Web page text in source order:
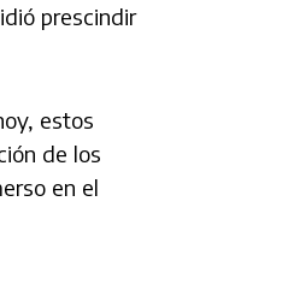
prescindir
estos
de los
en el